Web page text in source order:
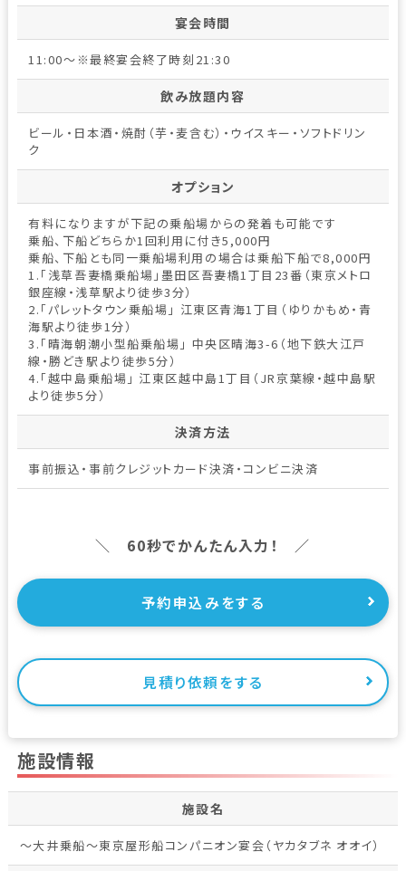
宴会時間
11:00～※最終宴会終了時刻21:30
飲み放題内容
ビール・日本酒・焼酎（芋・麦含む）・ウイスキー・ソフトドリン
ク
オプション
有料になりますが下記の乗船場からの発着も可能です
乗船、下船どちらか1回利用に付き5,000円
乗船、下船とも同一乗船場利用の場合は乗船下船で8,000円
1.「浅草吾妻橋乗船場」墨田区吾妻橋1丁目23番（東京メトロ
銀座線・浅草駅より徒歩3分）
2.「パレットタウン乗船場」 江東区青海1丁目（ゆりかもめ・青
海駅より徒歩1分）
3.「晴海朝潮小型船乗船場」 中央区晴海3-6（地下鉄大江戸
線・勝どき駅より徒歩5分）
4.「越中島乗船場」 江東区越中島1丁目（JR京葉線・越中島駅
より徒歩5分）
決済方法
事前振込・事前クレジットカード決済・コンビニ決済
＼ 60秒でかんたん入力！ ／
予約申込みをする
見積り依頼をする
施設情報
施設名
～大井乗船～東京屋形船コンパニオン宴会（ヤカタブネ オオイ）